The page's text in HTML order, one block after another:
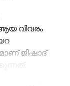
വിവരം
ജിഷാദ്